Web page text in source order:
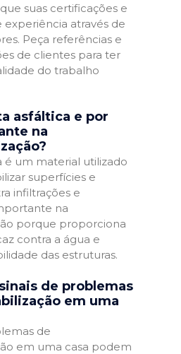
suas certificações e
através de
Peça referências e
de clientes para ter
do trabalho
asfáltica e por
na
é um material utilizado
superfícies e
infiltrações e
na
porque proporciona
contra a água e
das estruturas.
de problemas
em uma
de
em uma casa podem